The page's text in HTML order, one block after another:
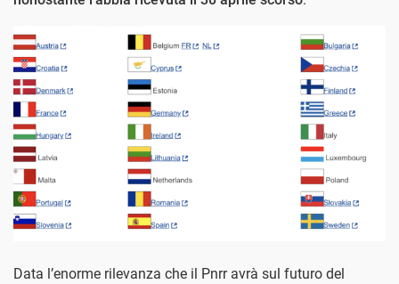
Data l’enorme rilevanza che il Pnrr avrà sul futuro del